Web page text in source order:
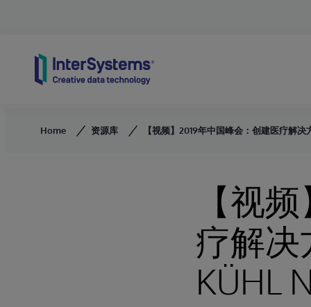
Home 资源库 【视频】2019年中国峰会：创建医疗解
【视
疗解决
KÜHL